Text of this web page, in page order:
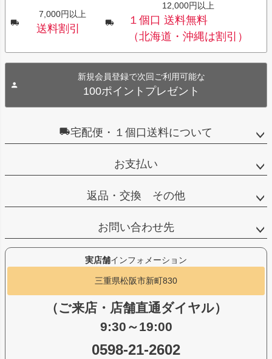
7,000円以上
送料割引
12,000円以上
１個口 送料無料
（北海道・沖縄は割引）
新規会員登録で次回ご利用可能な
100ポイントプレゼント
宅配便・１個口送料について
お支払い
返品・交換 その他
お問い合わせ先
実店舗インフォメーション
三重県松阪市新町830
（ご来店・店舗直通ダイヤル）
9:30～19:00
0598-21-2602